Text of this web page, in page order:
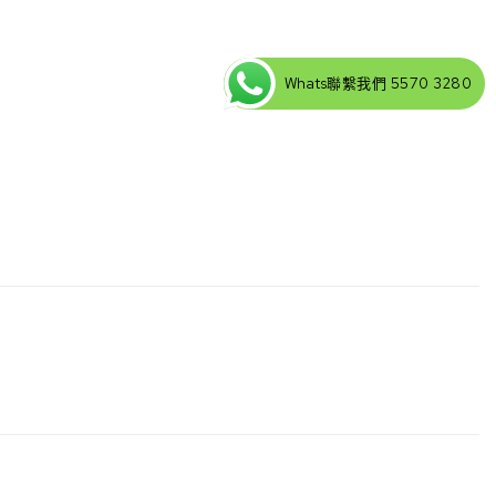
Whats聯繫我們 5570 3280